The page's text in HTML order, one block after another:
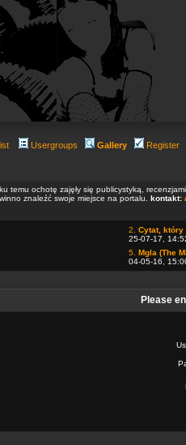
Usergroups Gallery Register
temu ochotę zajęły się publicystyką,
znaleźć swoje miejsce na portalu. kontakt:
2. Cytat, który
25-07-17,
5. Mgla (The
04-05-16,
Please